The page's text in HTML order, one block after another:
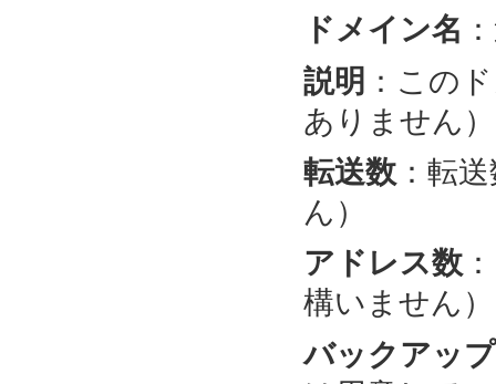
ドメイン名
説明 ：この
ありません）
転送数：転
ん）
アドレス数
構いません）
バックアッ